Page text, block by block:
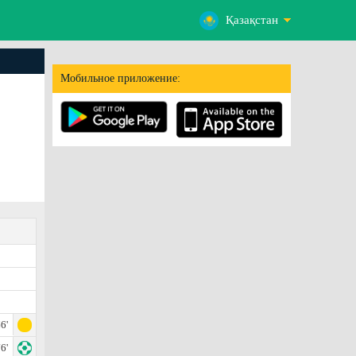
Қазақстан
Мобильное приложение: